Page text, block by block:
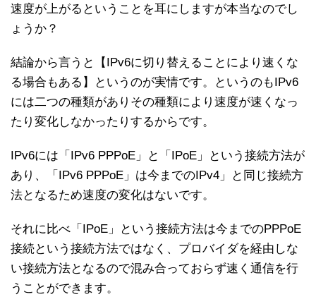
速度が上がるということを耳にしますが本当なのでし
ょうか？
結論から言うと【IPv6に切り替えることにより速くな
る場合もある】というのが実情です。というのもIPv6
には二つの種類がありその種類により速度が速くなっ
たり変化しなかったりするからです。
IPv6には「IPv6 PPPoE」と「IPoE」という接続方法が
あり、「IPv6 PPPoE」は今までのIPv4」と同じ接続方
法となるため速度の変化はないです。
それに比べ「IPoE」という接続方法は今までのPPPoE
接続という接続方法ではなく、プロバイダを経由しな
い接続方法となるので混み合っておらず速く通信を行
うことができます。